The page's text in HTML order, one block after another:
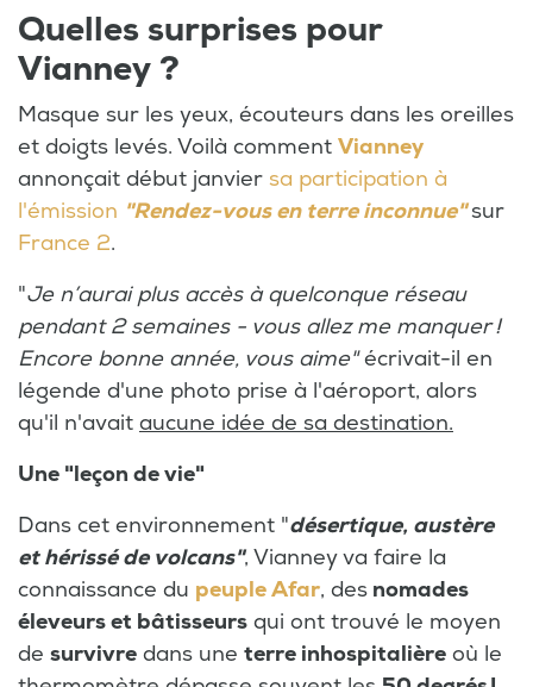
Quelles surprises pour
Vianney ?
Masque sur les yeux, écouteurs dans les oreilles
et doigts levés. Voilà comment Vianney
annonçait début janvier sa participation à
l'émission "Rendez-vous en terre inconnue"sur
France 2.
"Je n’aurai plus accès à quelconque réseau
pendant 2 semaines - vous allez me manquer !
Encore bonne année, vous aime"écrivait-il en
légende d'une photo prise à l'aéroport, alors
qu'il n'avait aucune idée de sa destination.
Une "leçon de vie"
Dans cet environnement "désertique, austère
et hérissé de volcans", Vianney va faire la
connaissance du peuple Afar, des nomades
éleveurs et bâtisseurs qui ont trouvé le moyen
de survivre dans une terre inhospitalière où le